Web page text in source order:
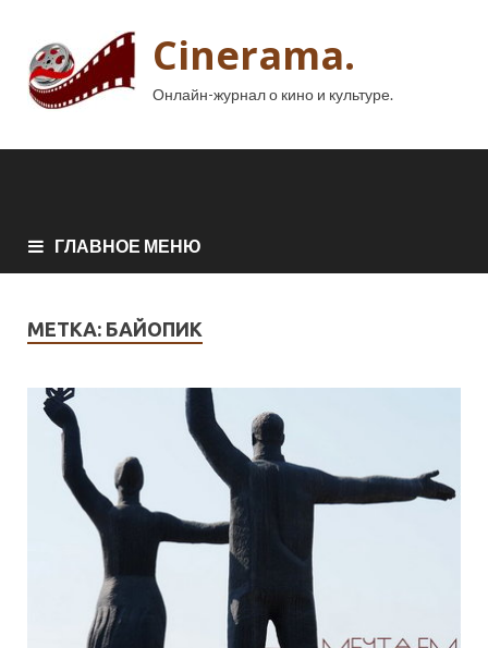
Cinerama.
Онлайн-журнал о кино и культуре.
ГЛАВНОЕ МЕНЮ
МЕТКА: БАЙОПИК